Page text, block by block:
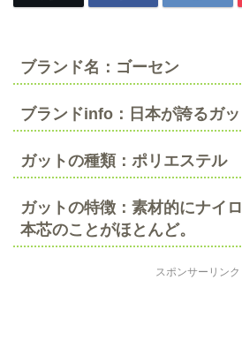
ブランド名：ゴーセン
ブランドinfo：日本が誇るガ
ガットの種類：ポリエステル
ガットの特徴：素材的にナイ
本芯のことがほとんど。
スポンサーリンク